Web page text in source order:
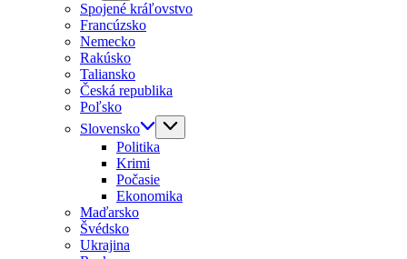
Spojené kráľovstvo
Francúzsko
Nemecko
Rakúsko
Taliansko
Česká republika
Poľsko
Slovensko
Politika
Krimi
Počasie
Ekonomika
Maďarsko
Švédsko
Ukrajina